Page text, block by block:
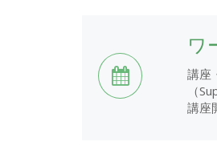
ワ
講座
（
講座